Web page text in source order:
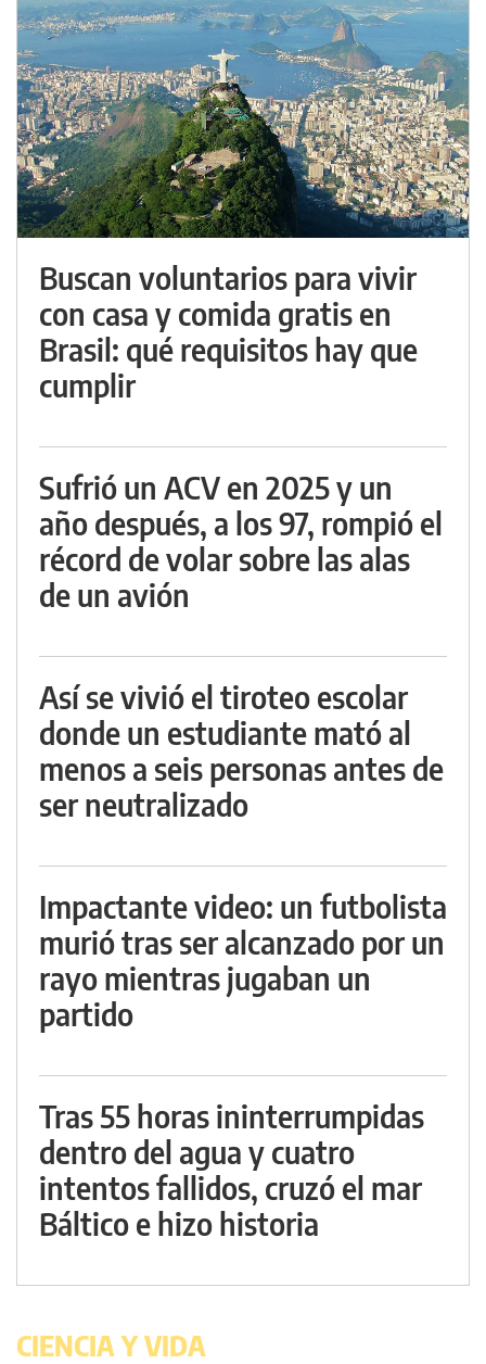
Buscan voluntarios para vivir
con casa y comida gratis en
Brasil: qué requisitos hay que
cumplir
Sufrió un ACV en 2025 y un
año después, a los 97, rompió el
récord de volar sobre las alas
de un avión
Así se vivió el tiroteo escolar
donde un estudiante mató al
menos a seis personas antes de
ser neutralizado
Impactante video: un futbolista
murió tras ser alcanzado por un
rayo mientras jugaban un
partido
Tras 55 horas ininterrumpidas
dentro del agua y cuatro
intentos fallidos, cruzó el mar
Báltico e hizo historia
CIENCIA Y VIDA